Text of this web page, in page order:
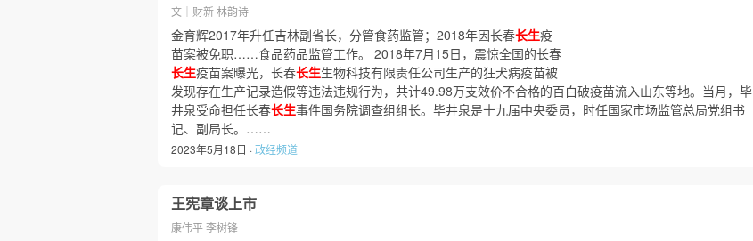
文｜财新 林韵诗
金育辉2017年升任吉林副省长，分管食药监管；2018年因长春长生疫
苗案被免职……食品药品监管工作。 2018年7月15日，震惊全国的长春
长生疫苗案曝光，长春长生生物科技有限责任公司生产的狂犬病疫苗被
发现存在生产记录造假等违法违规行为，共计49.98万支效价不合格的百白破疫苗流入山东等地。当月，毕
井泉受命担任长春长生事件国务院调查组组长。毕井泉是十九届中央委员，时任国家市场监管总局党组书
记、副局长。……
2023年5月18日 ·政经频道
王宪章谈上市
康伟平 李树锋